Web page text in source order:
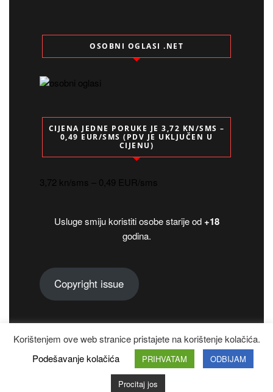
OSOBNI OGLASI .NET
CIJENA JEDNE PORUKE JE 3,72 KN/SMS –
0,49 EUR/SMS (PDV JE UKLJUČEN U
CIJENU)
3,72 kn/sms – 0,49 EUR/sms
Usluge smiju koristiti osobe starije od+18
godina.
Copyright issue
Copyright 2024.
Designed by
VineThemes
Korištenjem ove web stranice pristajete na korištenje kolačića.
Podešavanje kolačića
PRIHVATAM ODBIJAM
Procitaj jos